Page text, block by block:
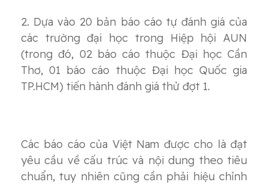
2. Dựa vào 20 bản báo cáo tự đánh giá của
các trường đại học trong Hiệp hội AUN
(trong đó, 02 báo cáo thuộc Đại học Cần
Thơ, 01 báo cáo thuộc Đại học Quốc gia
TP.HCM) tiến hành đánh giá thử đợt 1.
Các báo cáo của Việt Nam được cho là đạt
yêu cầu về cấu trúc và nội dung theo tiêu
chuẩn, tuy nhiên cũng cần phải hiệu chỉnh